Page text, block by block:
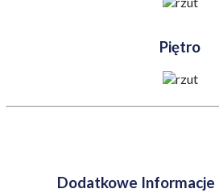
Piętro
Dodatkowe Informacje